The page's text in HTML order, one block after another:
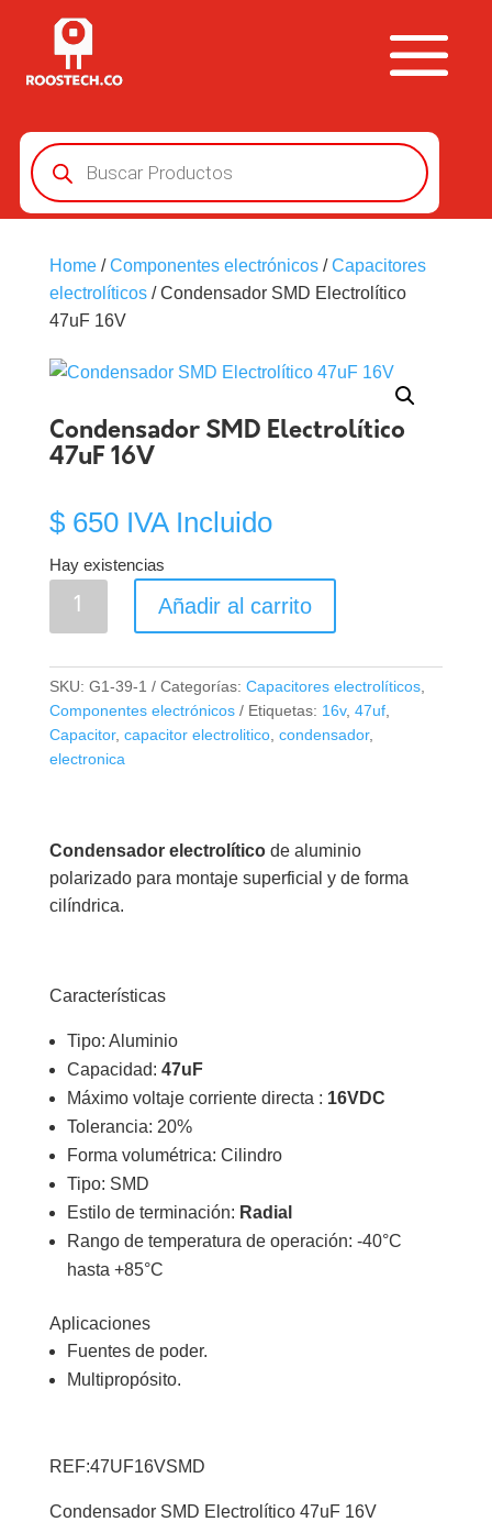
Búsqueda
de
productos
Home/Componentes electrónicos/Capacitores
electrolíticos/ Condensador SMD Electrolítico
47uF 16V
Condensador SMD Electrolítico
47uF 16V
$650 IVA Incluido
Hay existencias
Condensador
16V
cantidad
Añadir al carrito
SKU: G1-39-1 Categorías: Capacitores electrolíticos,
Componentes electrónicos
Etiquetas: 16v, 47uf,
Capacitor, capacitor electrolitico, condensador,
electronica
Condensador electrolíticode aluminio
polarizado para montaje superficial y de forma
cilíndrica.
Características
Tipo: Aluminio
Capacidad: 47uF
Máximo voltaje corriente directa : 16VDC
Tolerancia: 20%
Forma volumétrica: Cilindro
Tipo: SMD
Estilo de terminación: Radial
Rango de temperatura de operación: -40°C
hasta +85°C
Aplicaciones
Fuentes de poder.
Multipropósito.
REF:47UF16VSMD
Condensador SMD Electrolítico 47uF 16V